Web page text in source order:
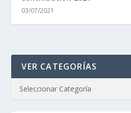
03/07/2021
VER CATEGORÍAS